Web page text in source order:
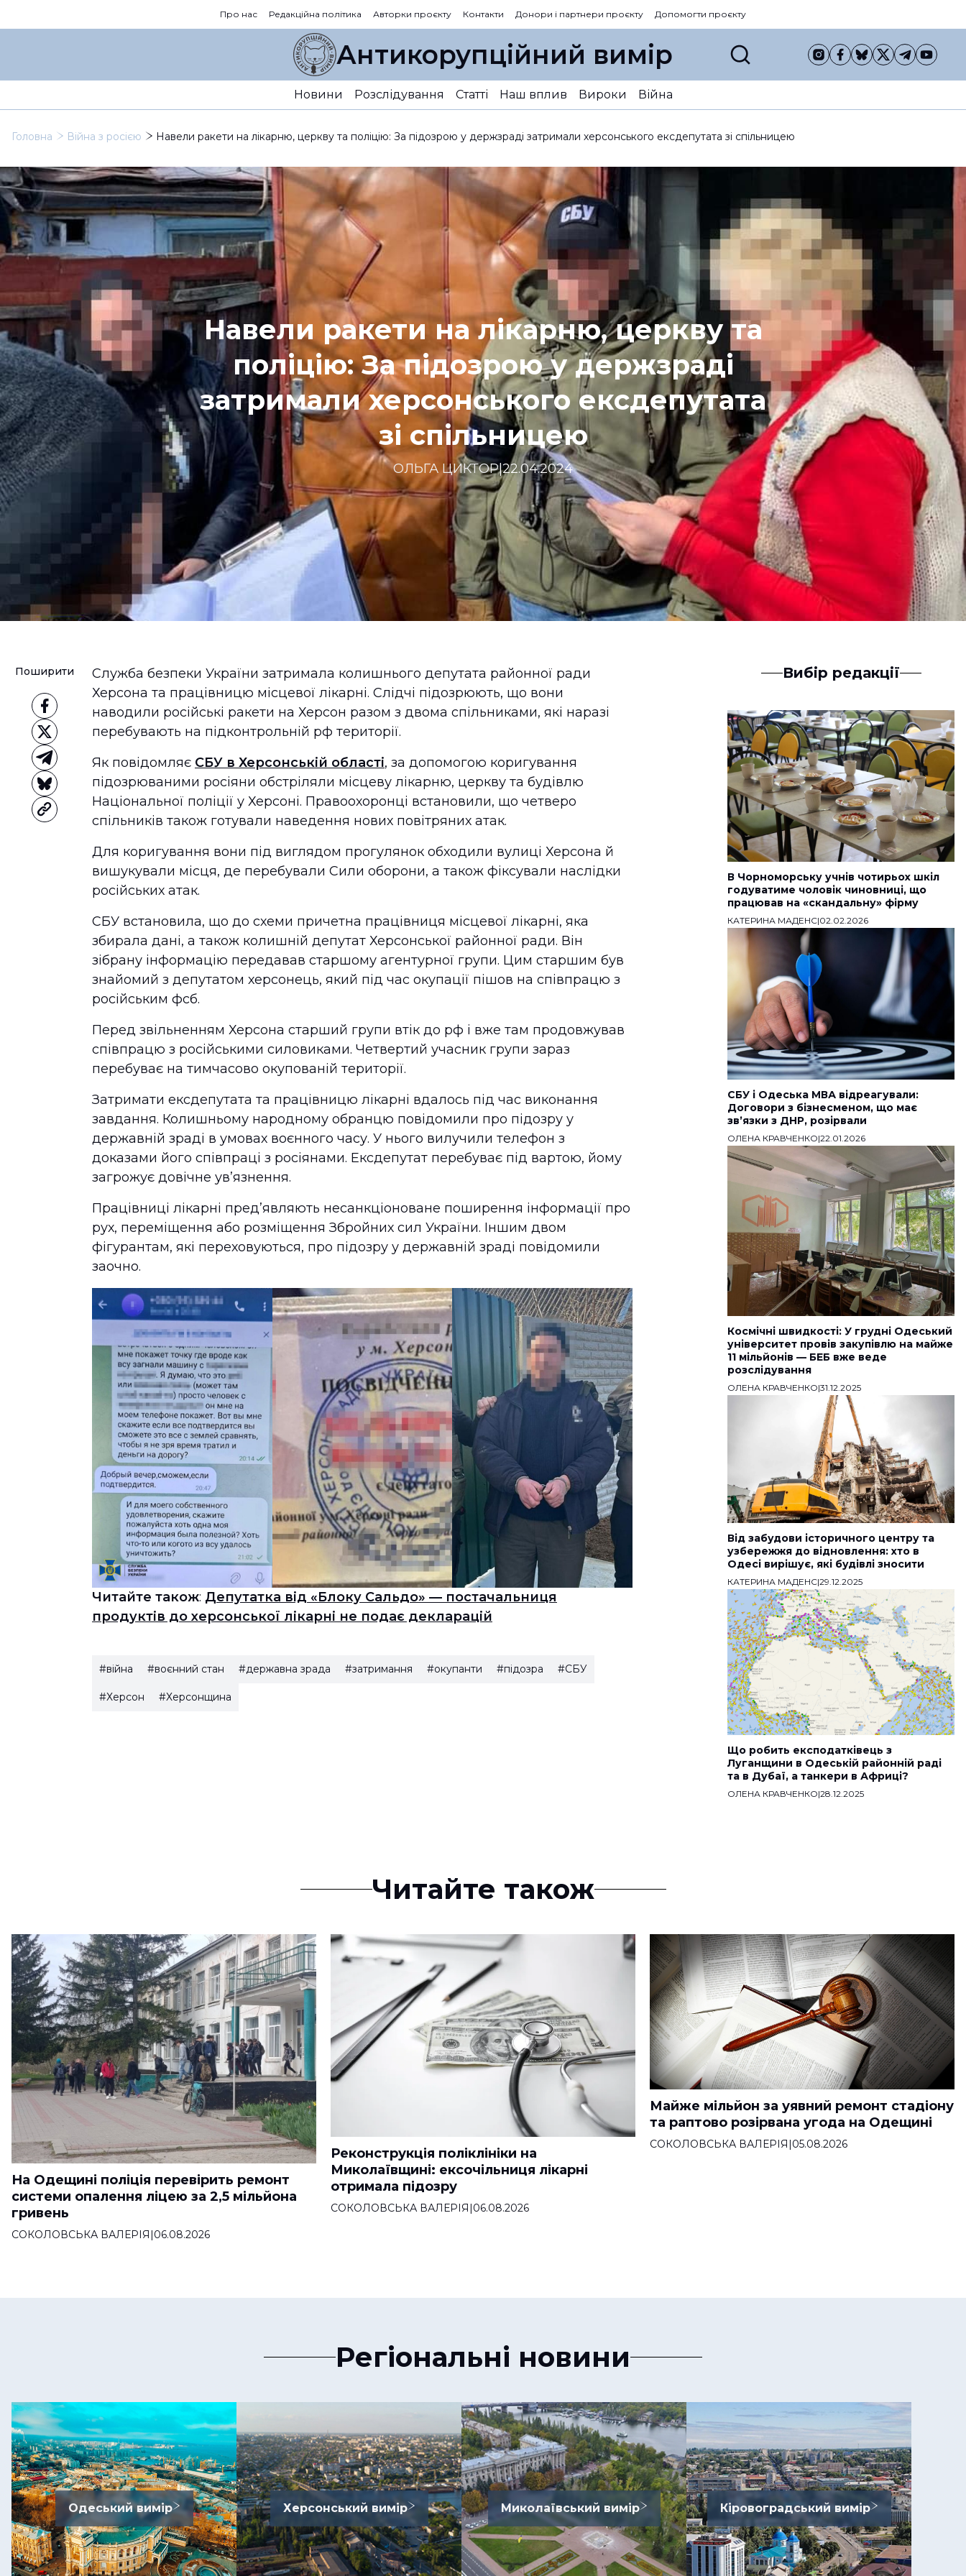
Про нас Редакційна політика Авторки проєкту Контакти Донори і партнери проєкту Допомогти проєкту
Антикорупційний вимір
Новини Розслідування Статті Наш вплив Вироки Війна
Головна Війна з росією Навели ракети на лікарню, церкву та поліцію: За підозрою у держзраді затримали херсонського ексдепутата зі спільницею
Навели ракети на лікарню, церкву та
поліцію: За підозрою у держзраді
затримали херсонського ексдепутата
зі спільницею
ОЛЬГА ЦИКТОР|22.04.2024
Поширити
Служба безпеки України затримала колишнього депутата районної ради
Херсона та працівницю місцевої лікарні. Слідчі підозрюють, що вони
наводили російські ракети на Херсон разом з двома спільниками, які наразі
перебувають на підконтрольній рф території.
Як повідомляє СБУ в Херсонській області, за допомогою коригування
підозрюваними росіяни обстріляли місцеву лікарню, церкву та будівлю
Національної поліції у Херсоні. Правоохоронці встановили, що четверо
спільників також готували наведення нових повітряних атак.
Для коригування вони під виглядом прогулянок обходили вулиці Херсона й
вишукували місця, де перебували Сили оборони, а також фіксували наслідки
російських атак.
СБУ встановила, що до схеми причетна працівниця місцевої лікарні, яка
збирала дані, а також колишній депутат Херсонської районної ради. Він
зібрану інформацію передавав старшому агентурної групи. Цим старшим був
знайомий з депутатом херсонець, який під час окупації пішов на співпрацю з
російським фсб.
Перед звільненням Херсона старший групи втік до рф і вже там продовжував
співпрацю з російськими силовиками. Четвертий учасник групи зараз
перебуває на тимчасово окупованій території.
Затримати ексдепутата та працівницю лікарні вдалось під час виконання
завдання. Колишньому народному обранцю повідомили про підозру у
державній зраді в умовах воєнного часу. У нього вилучили телефон з
доказами його співпраці з росіянами. Ексдепутат перебуває під вартою, йому
загрожує довічне ув’язнення.
Працівниці лікарні пред’являють несанкціоноване поширення інформації про
рух, переміщення або розміщення Збройних сил України. Іншим двом
фігурантам, які переховуються, про підозру у державній зраді повідомили
заочно.
Читайте також: Депутатка від «Блоку Сальдо» — постачальниця
продуктів до херсонської лікарні не подає декларацій
#війна #воєнний стан #державна зрада #затримання #окупанти #підозра #СБУ
#Херсон #Херсонщина
Вибір редакції
В Чорноморську учнів чотирьох шкіл
годуватиме чоловік чиновниці, що
працював на «скандальну» фірму
КАТЕРИНА МАДЕНС|02.02.2026
СБУ і Одеська МВА відреагували:
Договори з бізнесменом, що має
звʼязки з ДНР, розірвали
ОЛЕНА КРАВЧЕНКО|22.01.2026
Космічні швидкості: У грудні Одеський
університет провів закупівлю на майже
11 мільйонів — БЕБ вже веде
розслідування
ОЛЕНА КРАВЧЕНКО|31.12.2025
Від забудови історичного центру та
узбережжя до відновлення: хто в
Одесі вирішує, які будівлі зносити
КАТЕРИНА МАДЕНС|29.12.2025
Що робить експодатківець з
Луганщини в Одеській районній раді
та в Дубаї, а танкери в Африці?
ОЛЕНА КРАВЧЕНКО|28.12.2025
Читайте також
На Одещині поліція перевірить ремонт
системи опалення ліцею за 2,5 мільйона
гривень
СОКОЛОВСЬКА ВАЛЕРІЯ|06.08.2026
Реконструкція поліклініки на
Миколаївщині: ексочільниця лікарні
отримала підозру
СОКОЛОВСЬКА ВАЛЕРІЯ|06.08.2026
Майже мільйон за уявний ремонт стадіону
та раптово розірвана угода на Одещині
СОКОЛОВСЬКА ВАЛЕРІЯ|05.08.2026
Регіональні новини
Одеський вимір Херсонський вимір Миколаївський вимір Кіровоградський вимір